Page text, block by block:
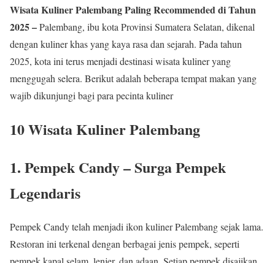
Wisata Kuliner Palembang Paling Recommended di Tahun
2025 –Palembang, ibu kota Provinsi Sumatera Selatan, dikenal
dengan kuliner khas yang kaya rasa dan sejarah. Pada tahun
2025, kota ini terus menjadi destinasi wisata kuliner yang
menggugah selera. Berikut adalah beberapa tempat makan yang
wajib dikunjungi bagi para pecinta kuliner
10 Wisata Kuliner Palembang
1. Pempek Candy – Surga Pempek
Legendaris
Pempek Candy telah menjadi ikon kuliner Palembang sejak lama.
Restoran ini terkenal dengan berbagai jenis pempek, seperti